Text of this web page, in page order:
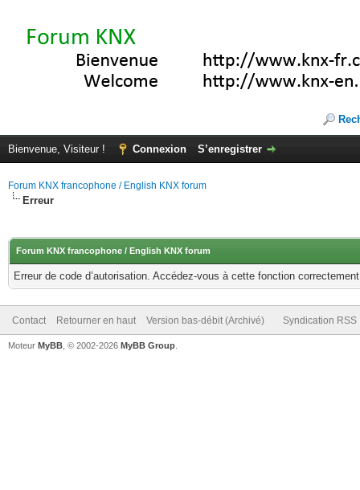
Bienvenue, Visiteur ! Connexion S’enregistrer
Forum KNX francophone / English KNX forum
Erreur
Forum KNX francophone / English KNX forum
Erreur de code d’autorisation. Accédez-vous à cette fonction
Contact Retourner en haut Version bas-débit (Archivé) Syndication RSS
Moteur MyBB , © 2002-2026 MyBB Group